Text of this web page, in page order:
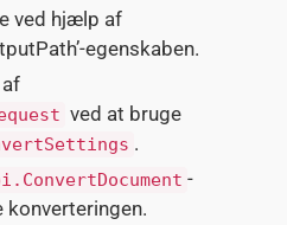
ved hjælp af
egenskaben.
ved at bruge
.
-